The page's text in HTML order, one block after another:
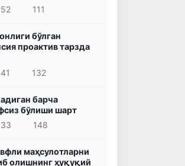
111
бўлган
проактив тарзда
132
барча
бўлиши шарт
148
маҳсулотларни
олишнинг ҳуқуқий